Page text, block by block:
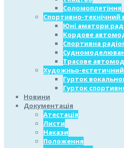
Соломоплетіння
Спортивно-технічний
Юні аматори
Кордове
Спортивна
Трасове
Художньо-естетичний
Гурток
Гурток
Новини
Документація
Атестація
Листи
Накази
Положення